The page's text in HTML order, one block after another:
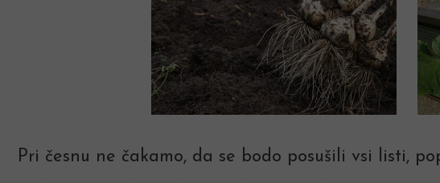
Pri česnu ne čakamo, da se bodo posušili vsi listi,